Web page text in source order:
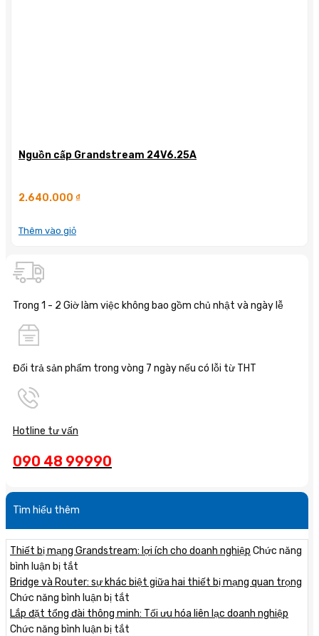
Nguồn cấp Grandstream 24V6.25A
2.640.000 ₫
Thêm vào giỏ
Trong 1 - 2 Giờ làm việc không bao gồm chủ nhật và ngày lễ
Đổi trả sản phẩm trong vòng 7 ngày nếu có lỗi từ THT
Hotline tư vấn
090 48 99990
Tìm hiểu thêm
Thiết bị mạng Grandstream: lợi ích cho doanh nghiệp Chức năng
bình luận bị tắt
Thiết
bị
mạng
Grandstream:
Bridge và Router: sự khác biệt giữa hai thiết bị mạng quan trọng
Chức năng bình luận bị tắt
Bridge
Lắp đặt tổng đài thông minh: Tối ưu hóa liên lạc doanh nghiệp
Chức năng bình luận bị tắt